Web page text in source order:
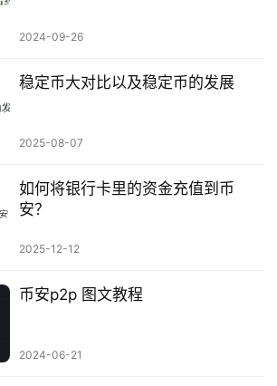
2024-09-26
稳定币大对比以及稳定币的发展
2025-08-07
如何将银行卡里的资金充值到币
安？
2025-12-12
币安p2p 图文教程
2024-06-21